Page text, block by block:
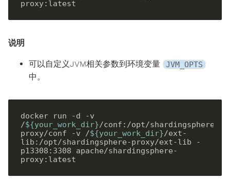
说明
可以自定义JVM相关参数到环境变量 JVM_OPTS
中。
docker run -d -v
/${your_work_dir}/conf:/opt/shardingsphere-
proxy/conf -v /${your_work_dir}/ext-
lib:/opt/shardingsphere-proxy/ext-lib -
p13308:3308 apache/shardingsphere-